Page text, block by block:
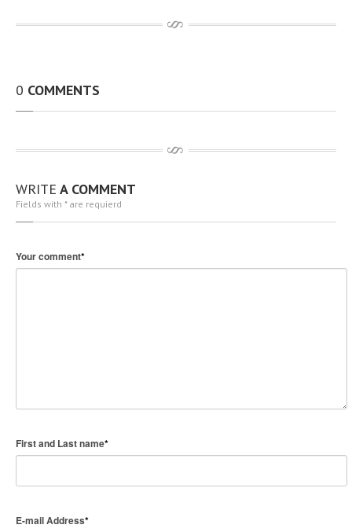
最新情報
求人情報
個人情報保護方針
0 COMMENTS
WRITE A COMMENT
Fields with * are requierd
Your comment*
First and Last name*
E-mail Address*